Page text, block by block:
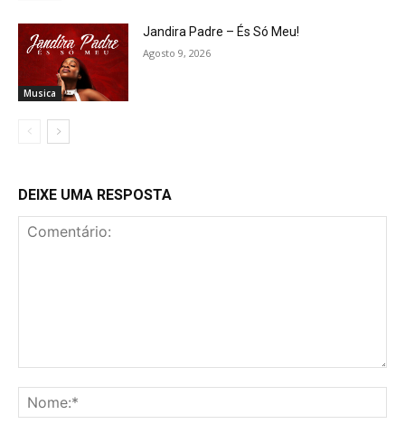
Musica
Jandira Padre – És Só Meu!
Agosto 9, 2026
DEIXE UMA RESPOSTA